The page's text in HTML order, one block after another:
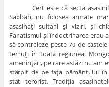
Cert este că secta
Sabbah, nu folosea armate
asasinaţi sultani şi viziri, şi
Fanatismul şi îndoctrinarea erau
să controleze peste 70 de
temuţi în toata regiunea.
ameninţări, pe care astăzi nu am
stârpit de pe faţa pământului în
stat terorist. Tradiţia